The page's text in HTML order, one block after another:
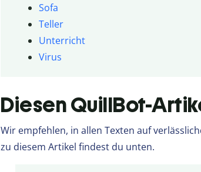
Sofa
Teller
Unterricht
Virus
Diesen QuillBot-
Wir empfehlen, in allen Texten auf
zu diesem Artikel findest du unten.